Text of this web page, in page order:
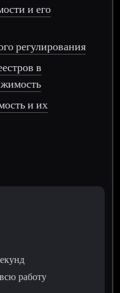
и его
регулирования
в
и их
работу